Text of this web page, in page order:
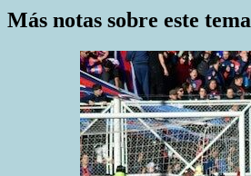
Más notas sobre este tema